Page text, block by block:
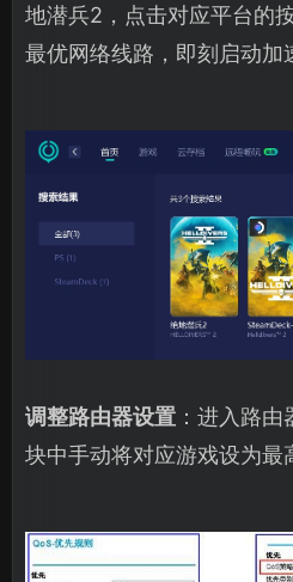
地潜兵2，点击对应平台的
最优网络线路，即刻启动加
调整路由器设置 ：进入路
块中手动将对应游戏设为最